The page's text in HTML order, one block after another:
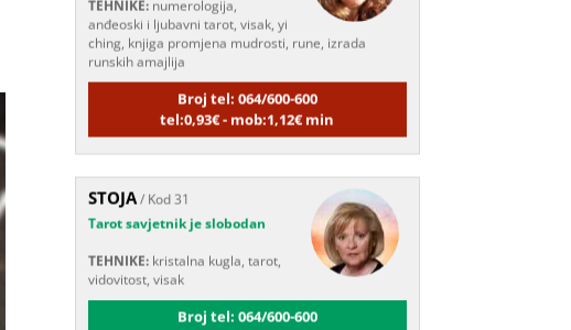
ching, knjiga promjena mudrosti, rune, izrada
runskih amajlija
Broj tel: 064/600-600
tel:0,93€ - mob:1,12€ min
Tarot savjetnik je slobodan
TEHNIKE:kristalna kugla, tarot,
Broj tel: 064/600-600
tel:0,93€ - mob:1,12€ min